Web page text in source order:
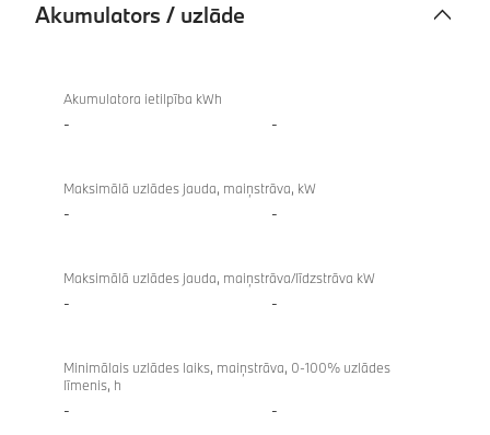
Akumulators / uzlāde
uzlāde
Akumulatora ietilpība kWh
- -
Maksimālā uzlādes jauda, maiņstrāva, kW
- -
Maksimālā uzlādes jauda, maiņstrāva/līdzstrāva kW
- -
Minimālais uzlādes laiks, maiņstrāva, 0-100% uzlādes
līmenis, h
- -